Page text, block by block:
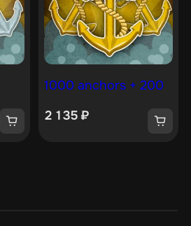
1000 anchors + 200
2 135 ₽